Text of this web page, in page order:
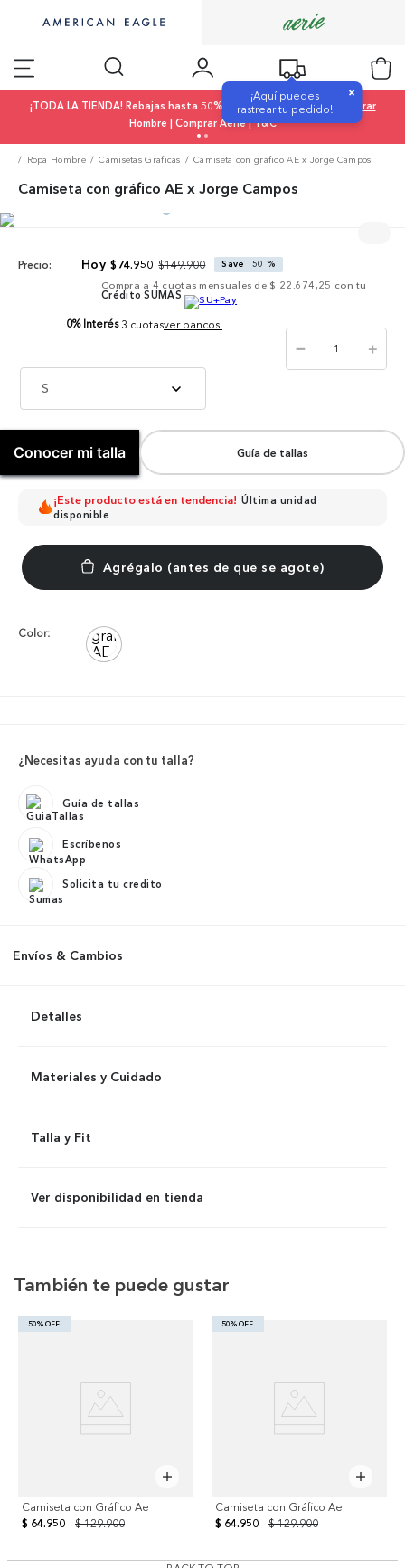
¡Aquí puedes
rastrear tu pedido!
×
¡TODA LA TIENDA! Rebajas hasta 50% OFF |Comprar Mujer|
Comprar
Hombre | Comprar Aerie|T&C
Ropa Hombre Camisetas Graficas Camiseta con gráfico AE x Jorge Campos
Camiseta con gráfico AE x Jorge Campos
Precio: $74.950 $149.900 Save 50 %
Compra a 4 cuotas mensuales de $ 22.674,25 con tu
Crédito SUMAS
0% Interés 3 cuotasver bancos.
S
＋
－
Conocer mi talla Guía de tallas
¡Este producto está en tendencia! Última unidad
disponible
Color:
¿Necesitas ayuda con tu talla?
Guía de tallas
Escríbenos
Solicita tu credito
Envíos & Cambios
Detalles
Materiales y Cuidado
Talla y Fit
Ver disponibilidad en tienda
También te puede gustar
50% OFF
Camiseta con Gráfico Ae
$ 129.900
$ 64.950
50% OFF
Camiseta con Gráfico Ae
$ 129.900
$ 64.950